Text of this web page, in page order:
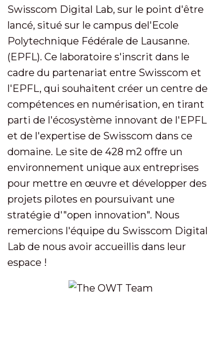
Swisscom Digital Lab, sur le point d'être
lancé, situé sur le campus del'Ecole
Polytechnique Fédérale de Lausanne.
(EPFL). Ce laboratoire s'inscrit dans le
cadre du partenariat entre Swisscom et
l'EPFL, qui souhaitent créer un centre de
compétences en numérisation, en tirant
parti de l'écosystème innovant de l'EPFL
et de l'expertise de Swisscom dans ce
domaine. Le site de 428 m2 offre un
environnement unique aux entreprises
pour mettre en œuvre et développer des
projets pilotes en poursuivant une
stratégie d'"open innovation". Nous
remercions l'équipe du Swisscom Digital
Lab de nous avoir accueillis dans leur
espace !